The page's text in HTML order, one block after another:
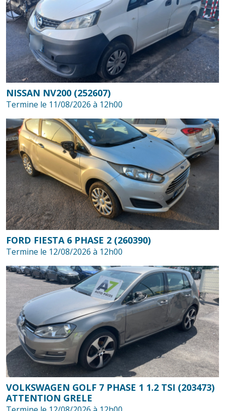
NISSAN NV200 (252607)
Termine le 11/08/2026 à 12h00
FORD FIESTA 6 PHASE 2 (260390)
Termine le 12/08/2026 à 12h00
VOLKSWAGEN GOLF 7 PHASE 1 1.2 TSI (203473)
ATTENTION GRELE